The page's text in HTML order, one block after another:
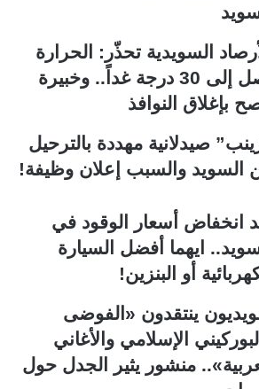
س
ب
ق
ة
ا
ل
السويدية تحذّر: الحرارة
تصل إلى 30 درجة غداً.. وخبيرة
بإغلاق النوافذ
صيدلانية مهددة بالترحيل
السويد والسبب إعلان وظيفة!
انخفاض أسعار الوقود في
ايهما أفضل السيارة
أو البنزين!
ينتقدون «الفوضى
الإسلامي والأغاني
منشور يثير الجدل حول